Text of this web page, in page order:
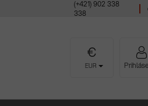
(+421) 902 338
338
EUR